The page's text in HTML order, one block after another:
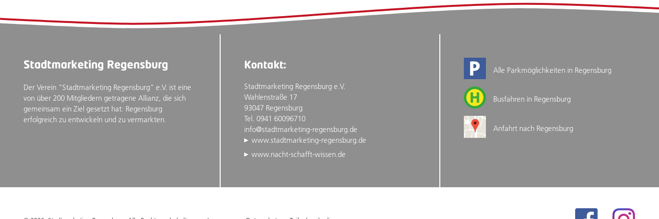
Stadtmarketing Regensburg
Der Verein "Stadtmarketing Regensburg" e.V. ist eine
von über 200 Mitgliedern getragene Allianz, die sich
gemeinsam ein Ziel gesetzt hat: Regensburg
erfolgreich zu entwickeln und zu vermarkten.
Kontakt:
Stadtmarketing Regensburg e.V.
Wahlenstraße 17
93047 Regensburg
Tel. 0941 60096710
info@stadtmarketing-regensburg.de
www.stadtmarketing-regensburg.de
www.nacht-schafft-wissen.de
Alle Parkmöglichkeiten in Regensburg
Busfahren in Regensburg
Anfahrt nach Regensburg